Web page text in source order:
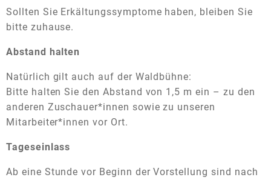
Sollten Sie Erkältungssymptome haben, bleiben Sie
bitte zuhause.
Abstand halten
Natürlich gilt auch auf der Waldbühne:
Bitte halten Sie den Abstand von 1,5 m ein – zu den
anderen Zuschauer*innen sowie zu unseren
Mitarbeiter*innen vor Ort.
Tageseinlass
Ab eine Stunde vor Beginn der Vorstellung sind nach